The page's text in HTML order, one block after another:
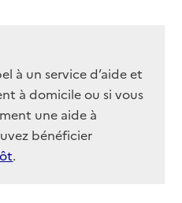
à un service d’aide et
à domicile ou si vous
une aide à
bénéficier
.